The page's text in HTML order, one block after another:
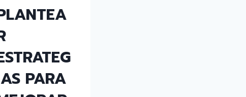
PARA